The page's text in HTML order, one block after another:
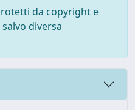
da copyright e
diversa